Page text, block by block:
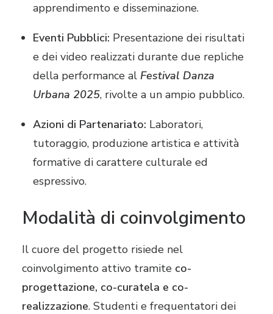
apprendimento e disseminazione.
Eventi Pubblici: Presentazione dei risultati
e dei video realizzati durante due repliche
della performance al Festival Danza
Urbana 2025, rivolte a un ampio pubblico.
Azioni di Partenariato: Laboratori,
tutoraggio, produzione artistica e attività
formative di carattere culturale ed
espressivo.
Modalità di coinvolgimento
Il cuore del progetto risiede nel
coinvolgimento attivo tramite co-
progettazione, co-curatela e co-
realizzazione. Studenti e frequentatori dei